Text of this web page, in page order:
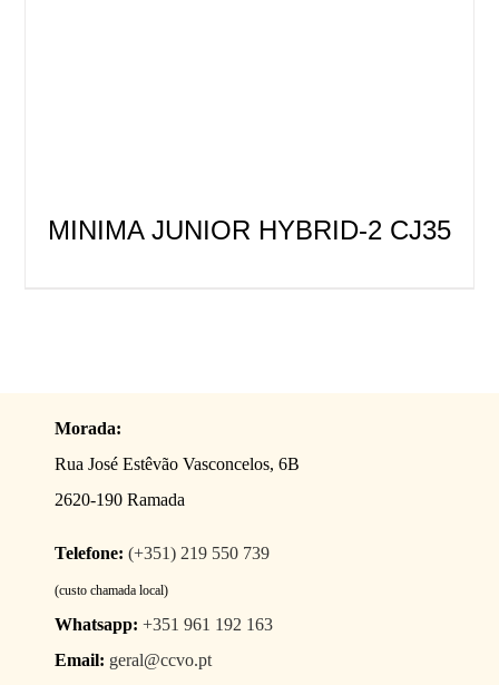
MINIMA JUNIOR HYBRID-2 CJ35
Morada:
Rua José Estêvão Vasconcelos, 6B
2620-190 Ramada
Telefone: (+351) 219 550 739
(custo chamada local)
Whatsapp: +351 961 192 163
Email: geral@ccvo.pt